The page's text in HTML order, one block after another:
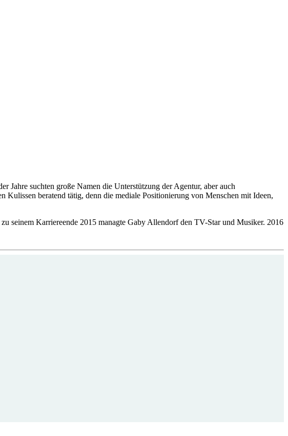
suchten große Namen die Unterstützung der Agentur, aber auch
beratend tätig, denn die mediale Positionierung von Menschen mit Ideen,
seinem Karriereende 2015 managte Gaby Allendorf den TV-Star und Musiker. 2016